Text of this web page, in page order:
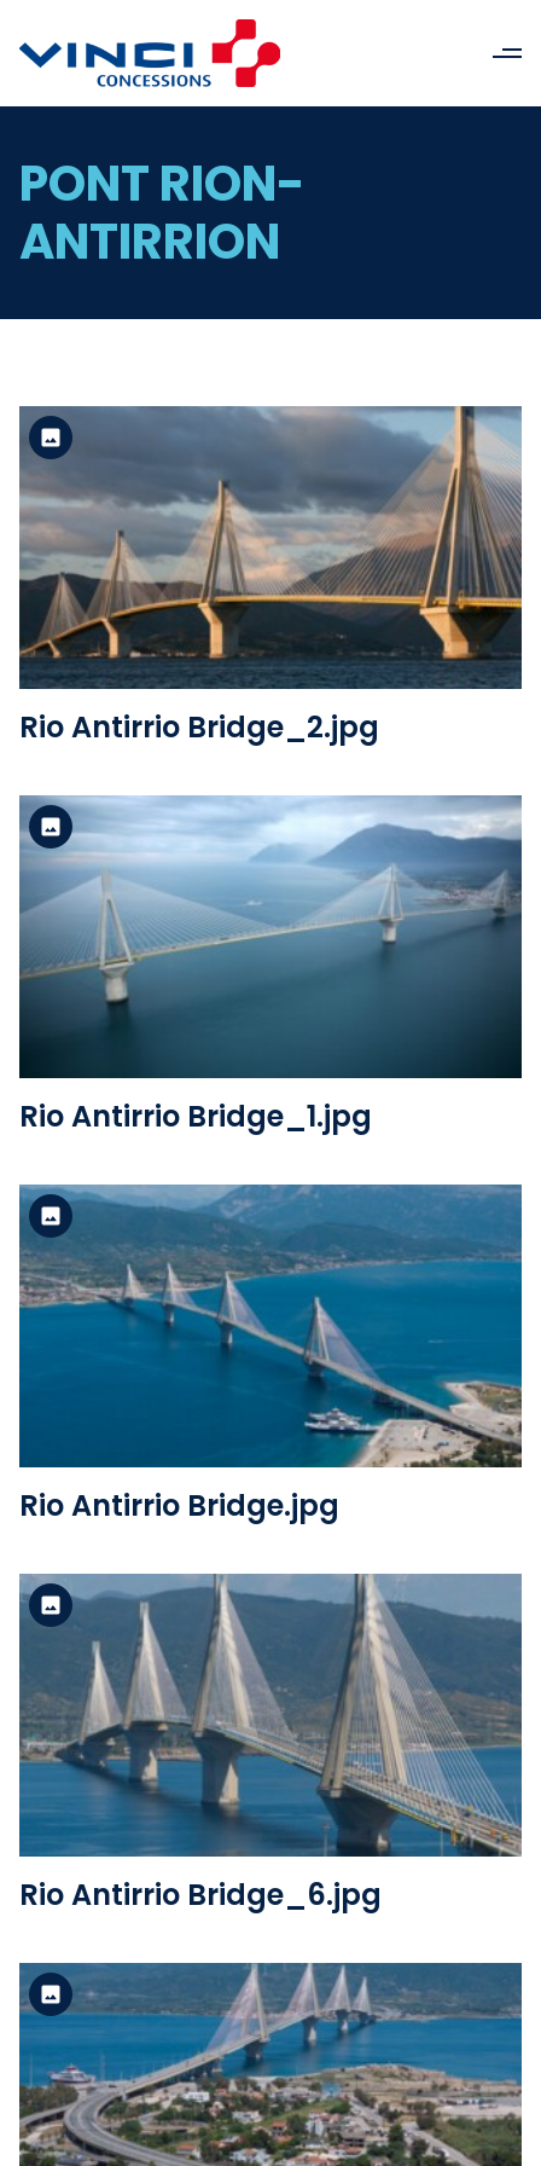
PONT RION-
ANTIRRION
Voir le fichier
Version standard
Rio Antirrio Bridge_2.jpg
Version standard
Rio Antirrio Bridge_1.jpg
Voir le fichier
Version standard
Rio Antirrio Bridge.jpg
Voir le fichier
Version standard
Rio Antirrio Bridge_6.jpg
Voir le fichier
Version standard